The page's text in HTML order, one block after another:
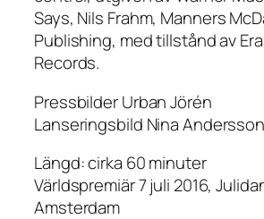
Says, Nils Frahm, Manners
Publishing, med tillstånd av
Records.
Pressbilder Urban Jörén
Lanseringsbild Nina Andersson
Längd: cirka 60 minuter
Världspremiär 7 juli 2016,
Amsterdam